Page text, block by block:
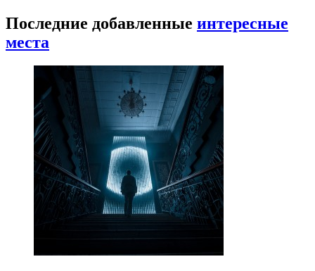
Последние добавленные интересные
места